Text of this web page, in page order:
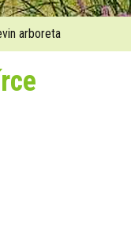
arboreta